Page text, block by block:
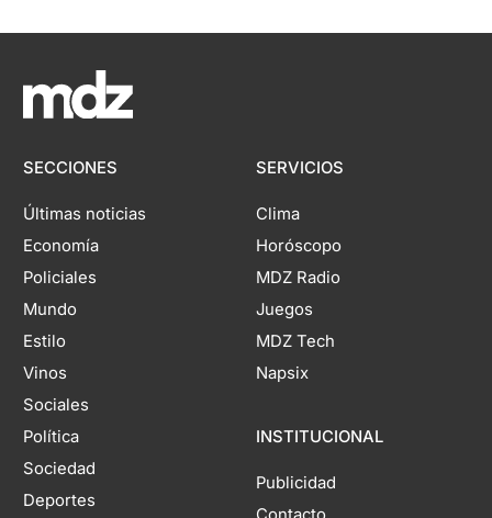
SECCIONES
Últimas noticias
Economía
Policiales
Mundo
Estilo
Vinos
Sociales
Política
Sociedad
Deportes
SERVICIOS
Clima
Horóscopo
MDZ Radio
Juegos
MDZ Tech
Napsix
INSTITUCIONAL
Publicidad